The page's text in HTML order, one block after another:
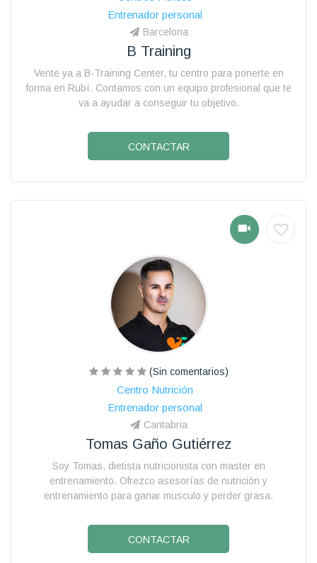
Entrenador personal
Barcelona
B Training
Vente ya a B-Training Center, tu centro para ponerte en
forma en Rubí. Contamos con un equipo profesional que te
va a ayudar a conseguir tu objetivo.
CONTACTAR
(Sin comentarios)
Centro Nutrición
Entrenador personal
Cantabria
Tomas Gaño Gutiérrez
Soy Tomas, dietista nutricionista con master en
entrenamiento. Ofrezco asesorías de nutrición y
entrenamiento para ganar musculo y perder grasa.
CONTACTAR